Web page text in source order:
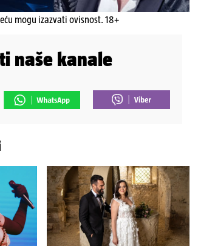
mogu izazvati ovisnost. 18+
naše kanale